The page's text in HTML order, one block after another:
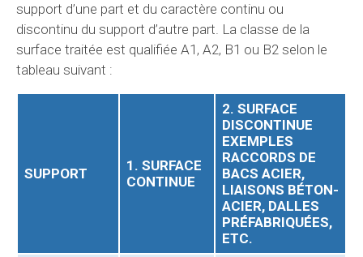
support d’une part et du caractère continu ou
discontinu du support d’autre part. La classe de la
surface traitée est qualifiée A1, A2, B1 ou B2 selon le
tableau suivant :
SUPPORT
1. SURFACE
CONTINUE
2. SURFACE
DISCONTINUE
EXEMPLES
RACCORDS DE
BACS ACIER,
LIAISONS BÉTON-
ACIER, DALLES
PRÉFABRIQUÉES,
ETC.